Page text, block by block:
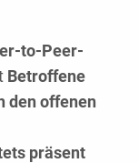
to-Peer-
Betroffene
den offenen
präsent